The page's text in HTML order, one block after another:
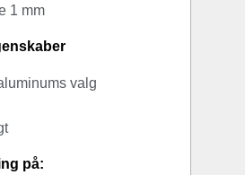
1 mm
valg
på: